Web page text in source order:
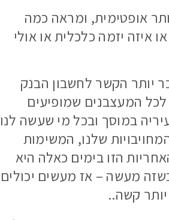
אופטימית, ומראה כמה
איזה יזמה כלכלית או אולי
יותר הקשר לחשבון הבנק
המעצבנים שמופיעים
במוסך ובכל מי שעשה לנו
שלנו, המשימות
הזו בימים כאלה היא
מעשה – אז מעשים יכולים
קשה..